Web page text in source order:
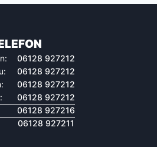
06128 927212
06128 927212
06128 927212
06128 927212
06128 927216
06128 927211